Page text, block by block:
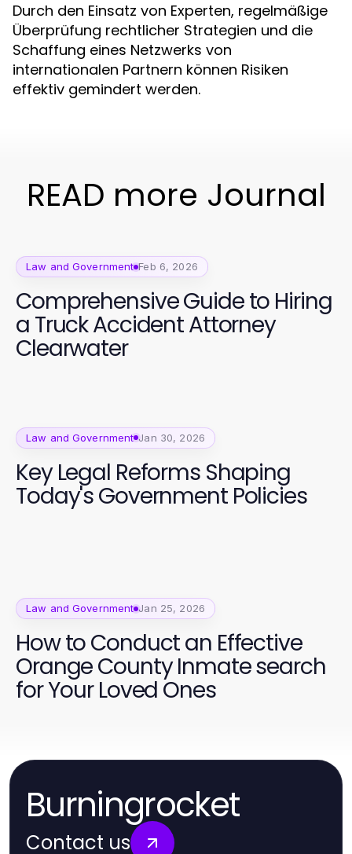
Durch den Einsatz von Experten, regelmäßige
Überprüfung rechtlicher Strategien und die
Schaffung eines Netzwerks von
internationalen Partnern können Risiken
effektiv gemindert werden.
READ more Journal
Law and Government Feb 6, 2026
Comprehensive Guide to Hiring
a Truck Accident Attorney
Clearwater
Law and Government Jan 30, 2026
Key Legal Reforms Shaping
Today's Government Policies
Law and Government Jan 25, 2026
How to Conduct an Effective
Orange County Inmate search
for Your Loved Ones
Burningrocket
Contact us